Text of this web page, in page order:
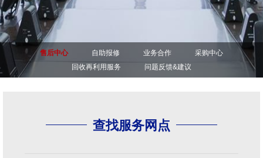
售后中心 自助报修 业务合作
采购中心
回收再利用服务
问题反馈&建议
查找服务网点